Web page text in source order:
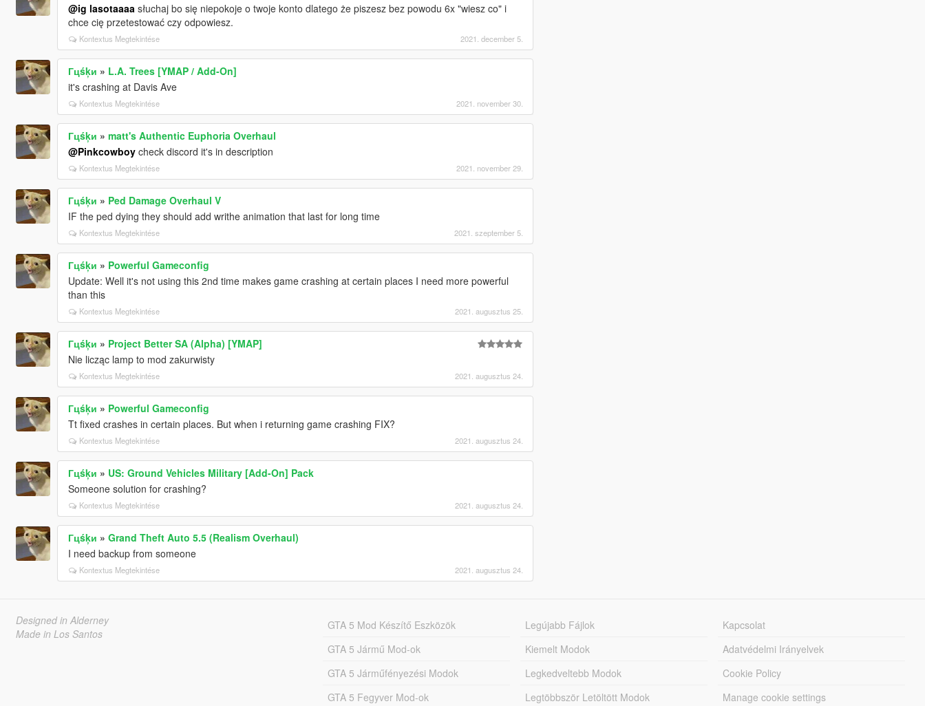
@ig lasotaaaa słuchaj bo się niepokoje o twoje konto dlatego że piszesz bez powodu 6x "wiesz co" i
chce cię przetestować czy odpowiesz.
Kontextus Megtekintése 2021. december 5.
Гцśķи » L.A. Trees [YMAP / Add-On]
it's crashing at Davis Ave
Kontextus Megtekintése 2021. november 30.
Гцśķи » matt's Authentic Euphoria Overhaul
@Pinkcowboycheck discord it's in description
Kontextus Megtekintése 2021. november 29.
Гцśķи » Ped Damage Overhaul V
IF the ped dying they should add writhe animation that last for long time
Kontextus Megtekintése 2021. szeptember 5.
Гцśķи » Powerful Gameconfig
Update: Well it's not using this 2nd time makes game crashing at certain places I need more powerful
than this
Kontextus Megtekintése 2021. augusztus 25.
Гцśķи » Project Better SA (Alpha) [YMAP]
Nie licząc lamp to mod zakurwisty
Kontextus Megtekintése 2021. augusztus 24.
Гцśķи » Powerful Gameconfig
Tt fixed crashes in certain places. But when i returning game crashing FIX?
Kontextus Megtekintése 2021. augusztus 24.
Гцśķи » US: Ground Vehicles Military [Add-On] Pack
Someone solution for crashing?
Kontextus Megtekintése 2021. augusztus 24.
Гцśķи » Grand Theft Auto 5.5 (Realism Overhaul)
I need backup from someone
Kontextus Megtekintése 2021. augusztus 24.
Designed in Alderney
Made in Los Santos
GTA 5 Mod Készítő Eszközök
GTA 5 Jármű Mod-ok
GTA 5 Járműfényezési Modok
GTA 5 Fegyver Mod-ok
Legújabb Fájlok
Kiemelt Modok
Legkedveltebb Modok
Legtöbbször Letöltött Modok
Kapcsolat
Adatvédelmi Irányelvek
Cookie Policy
Manage cookie settings